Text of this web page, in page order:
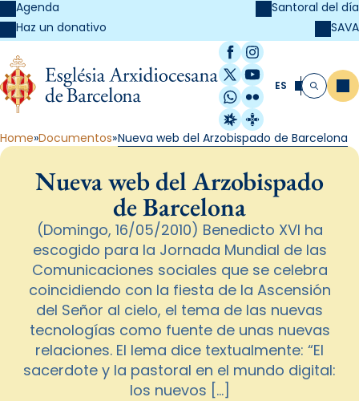
Agenda
Haz un donativo
Santoral del día
SAVA
Facebook
Instagram
X / Twitter
YouTube
WhatsApp
Flickr
Radio Estel
Catalunya
ES Buscar
Home Documentos Nueva web del Arzobispado de Barcelona
Nueva web del Arzobispado
de Barcelona
(Domingo, 16/05/2010) Benedicto XVI ha
escogido para la Jornada Mundial de las
Comunicaciones sociales que se celebra
coincidiendo con la fiesta de la Ascensión
del Señor al cielo, el tema de las nuevas
tecnologías como fuente de unas nuevas
relaciones. El lema dice textualmente: “El
sacerdote y la pastoral en el mundo digital:
los nuevos […]